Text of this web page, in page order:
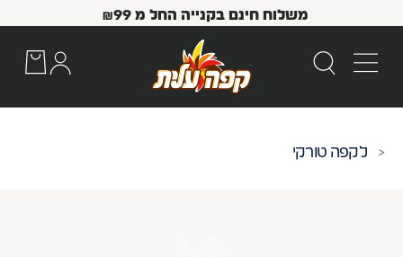
משלוח חינם בקנייה החל מ ₪99
קפה טורקי